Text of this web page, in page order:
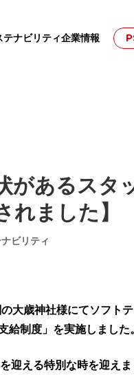
テナビリティ企業情報
があるスタ
れました】
ビリティ
大歳神社様にてソフト
給制度」を実施しました
迎える特別な時を迎え